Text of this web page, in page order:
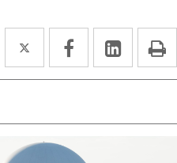
Twitter
Enlace
a
aplicación
externa.
Facebook
Enlace
a
aplicación
externa.
Enlace
a